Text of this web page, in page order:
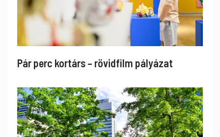
Pár perc kortárs – rövidfilm pályázat